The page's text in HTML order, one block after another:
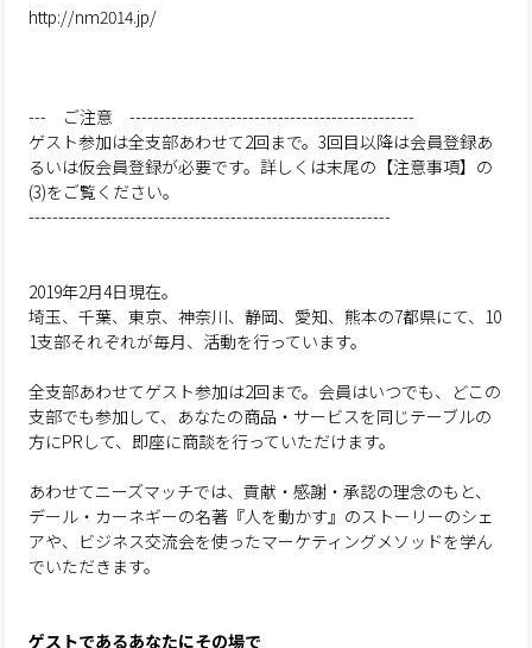
http://nm2014.jp/
--- ご注意 ------------------------------------------------
ゲスト参加は全支部あわせて2回まで。3回目以降は会員登録あ
るいは仮会員登録が必要です。詳しくは末尾の【注意事項】の
(3)をご覧ください。
-------------------------------------------------------------
2019年2月4日現在。
埼玉、千葉、東京、神奈川、静岡、愛知、熊本の7都県にて、10
1支部それぞれが毎月、活動を行っています。
全支部あわせてゲスト参加は2回まで。会員はいつでも、どこの
支部でも参加して、あなたの商品・サービスを同じテーブルの
方にPRして、即座に商談を行っていただけます。
あわせてニーズマッチでは、貢献・感謝・承認の理念のもと、
デール・カーネギーの名著『人を動かす』のストーリーのシェ
アや、ビジネス交流会を使ったマーケティングメソッドを学ん
でいただきます。
ゲストであるあなたにその場で